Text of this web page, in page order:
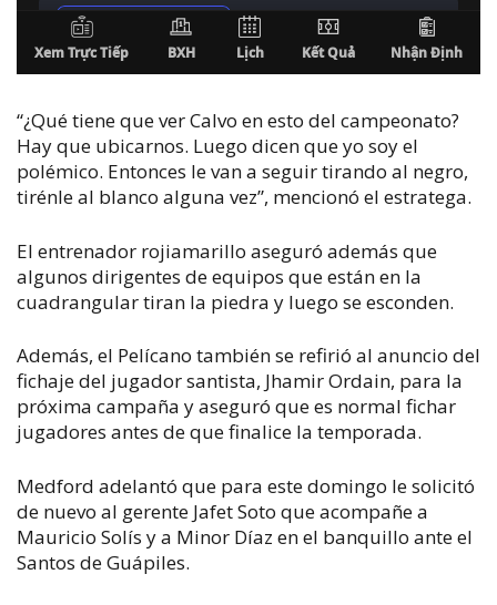
“¿Qué tiene que ver Calvo en esto del campeonato?
Hay que ubicarnos. Luego dicen que yo soy el
polémico. Entonces le van a seguir tirando al negro,
tirénle al blanco alguna vez”, mencionó el estratega.
El entrenador rojiamarillo aseguró además que
algunos dirigentes de equipos que están en la
cuadrangular tiran la piedra y luego se esconden.
Además, el Pelícano también se refirió al anuncio del
fichaje del jugador santista, Jhamir Ordain, para la
próxima campaña y aseguró que es normal fichar
jugadores antes de que finalice la temporada.
Medford adelantó que para este domingo le solicitó
de nuevo al gerente Jafet Soto que acompañe a
Mauricio Solís y a Minor Díaz en el banquillo ante el
Santos de Guápiles.